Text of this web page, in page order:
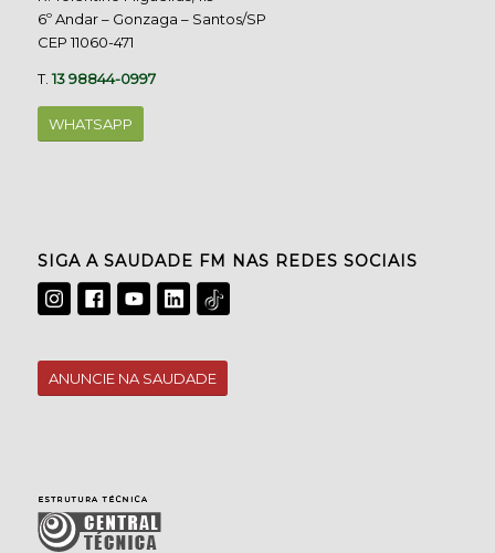
6º Andar – Gonzaga – Santos/SP
CEP 11060-471
T.13 98844-0997
WHATSAPP
SIGA A SAUDADE FM NAS REDES SOCIAIS
ANUNCIE NA SAUDADE